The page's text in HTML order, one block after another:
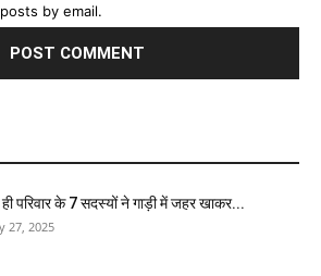
by email.
परिवार के 7 सदस्यों ने गाड़ी में जहर खाकर...
27, 2025